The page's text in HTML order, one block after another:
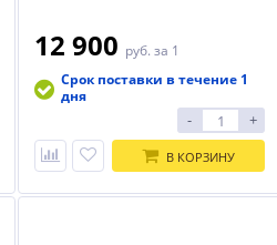
12 900 руб. за 1
Срок поставки в течение 1
дня
- +
В КОРЗИНУ